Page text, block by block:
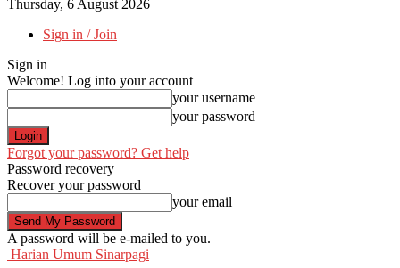
Thursday, 6 August 2026
Sign in / Join
Sign in
Welcome! Log into your account
your username
your password
Forgot your password? Get help
Password recovery
Recover your password
your email
A password will be e-mailed to you.
Harian Umum Sinarpagi